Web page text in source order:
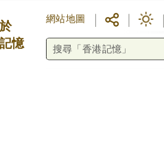
憶
網站地圖